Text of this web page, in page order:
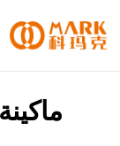
ماكينة